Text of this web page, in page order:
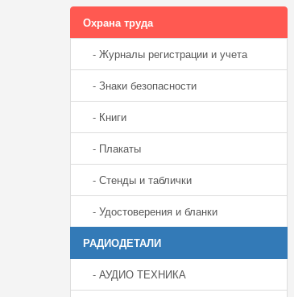
Охрана труда
- Журналы регистрации и учета
- Знаки безопасности
- Книги
- Плакаты
- Стенды и таблички
- Удостоверения и бланки
РАДИОДЕТАЛИ
- АУДИО ТЕХНИКА